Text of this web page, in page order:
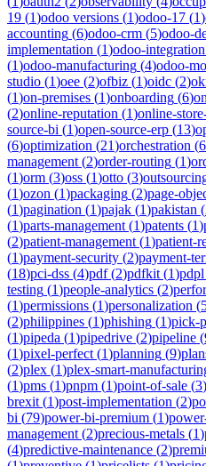
19 (1)odoo versions (1)odoo-17 (1)
accounting (6)odoo-crm (5)odoo-
implementation (1)odoo-integration
(1)odoo-manufacturing (4)odoo-
studio (1)oee (2)ofbiz (1)oidc (2)
(1)on-premises (1)onboarding (6)
(2)online-reputation (1)online-
source-bi (1)open-source-erp (13)
(6)optimization (21)orchestration (6
management (2)order-routing (1)
(1)orm (3)oss (1)otto (3)
(1)ozon (1)packaging (2)page-
(1)pagination (1)pajak (1)pakistan (
(1)parts-management (1)patents (1)
(2)patient-management (1)patient-
(1)payment-security (2)payment-
(18)pci-dss (4)pdf(2)pdfkit (1)pdpl
testing (1)people-analytics (2)
(1)permissions (1)personalization (
(2)philippines (1)phishing (1)pick-
(1)pipeda (1)pipedrive (2)pipeline (
(1)pixel-perfect (1)planning (9)
(2)plex (1)plex-smart-
(1)pms (1)pnpm (1)point-of-sale (3)
brexit (1)post-implementation (2)
bi (79)power-bi-premium (1)
management (2)precious-metals (1)
(4)predictive-maintenance (2)